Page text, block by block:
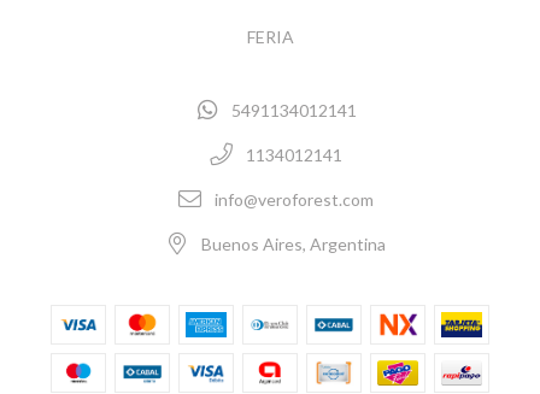
FERIA
5491134012141
1134012141
info@veroforest.com
Buenos Aires, Argentina